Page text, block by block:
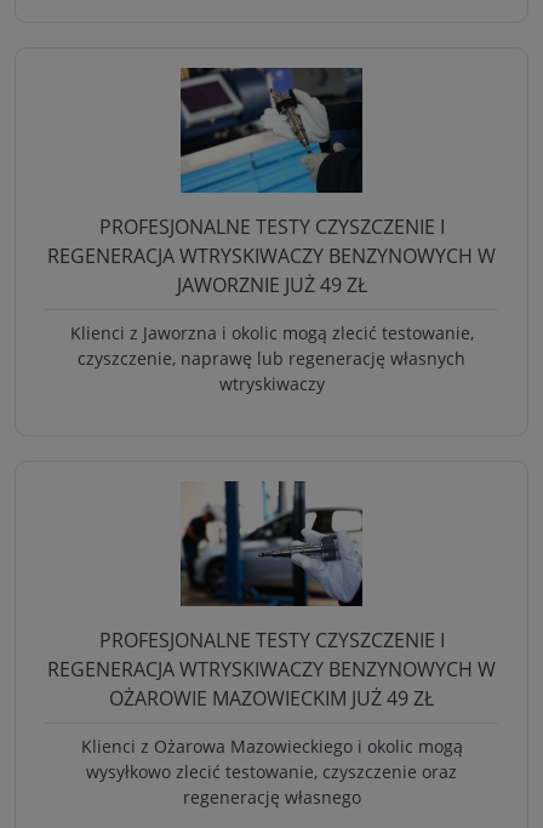
PROFESJONALNE TESTY CZYSZCZENIE I
REGENERACJA WTRYSKIWACZY BENZYNOWYCH W
JAWORZNIE JUŻ 49 ZŁ
Klienci z Jaworzna i okolic mogą zlecić testowanie,
czyszczenie, naprawę lub regenerację własnych
wtryskiwaczy
PROFESJONALNE TESTY CZYSZCZENIE I
REGENERACJA WTRYSKIWACZY BENZYNOWYCH W
OŻAROWIE MAZOWIECKIM JUŻ 49 ZŁ
Klienci z Ożarowa Mazowieckiego i okolic mogą
wysyłkowo zlecić testowanie, czyszczenie oraz
regenerację własnego